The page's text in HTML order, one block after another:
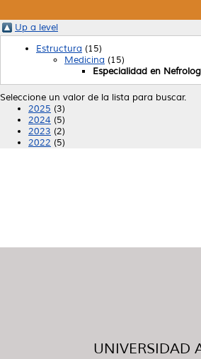
Up a level
Estructura (15)
Medicina (15)
Especialidad en
Seleccione un valor de la lista para buscar.
2025 (3)
2024 (5)
2023 (2)
2022 (5)
UNIVERSIDAD